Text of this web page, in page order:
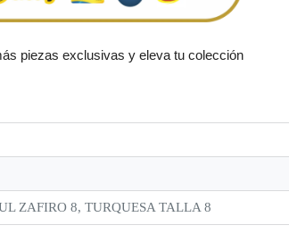
piezas exclusivas y eleva tu colección
ZAFIRO 8, TURQUESA TALLA 8